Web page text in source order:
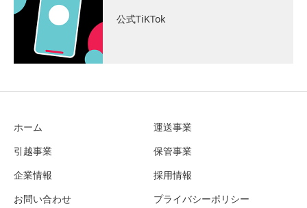
公式TiKTok
ホーム
運送事業
引越事業
保管事業
企業情報
採用情報
お問い合わせ
プライバシーポリシー